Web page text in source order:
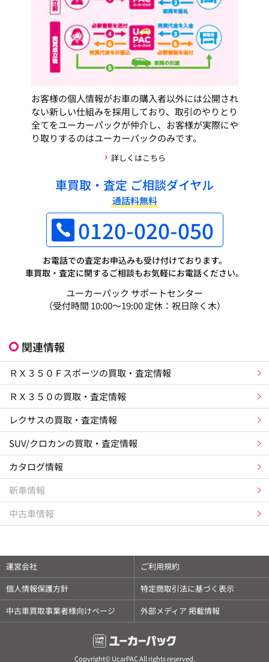
お客様の個人情報がお車の購入者以外には公開され
ない新しい仕組みを採用しており、取引のやりとり
全てをユーカーパックが仲介し、お客様が実際にや
り取りするのはユーカーパックのみです。
詳しくはこちら
車買取・査定 ご相談ダイヤル
通話料無料
0120-020-050
お電話での査定お申込みも受け付けております。
車買取・査定に関するご相談もお気軽にお電話ください。
ユーカーパック サポートセンター
（受付時間 10:00～19:00 定休：祝日除く木）
関連情報
ＲＸ３５０Ｆスポーツの買取・査定情報
ＲＸ３５０の買取・査定情報
レクサスの買取・査定情報
SUV/クロカンの買取・査定情報
カタログ情報
新車情報
中古車情報
運営会社
ご利用規約
個人情報保護方針
特定商取引法に基づく表示
中古車買取事業者様向けページ
外部メディア 掲載情報
Copyright© UcarPAC All rights reserved.